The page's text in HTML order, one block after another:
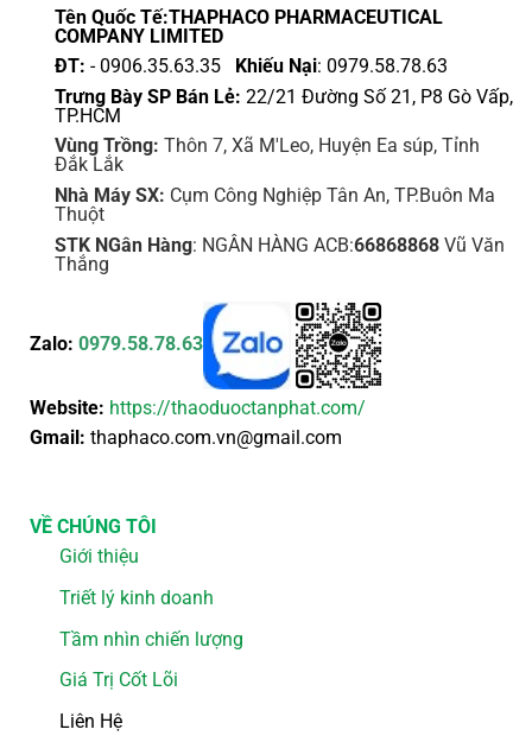
Tên Quốc Tế:THAPHACO PHARMACEUTICAL
COMPANY LIMITED
ĐT: - 0906.35.63.35 Khiếu Nại: 0979.58.78.63
Trưng Bày SP Bán Lẻ: 22/21 Đường Số 21, P8 Gò Vấp,
TP.HCM
Vùng Trồng: Thôn 7, Xã M'Leo, Huyện Ea súp, Tỉnh
Đắk Lắk
Nhà Máy SX: Cụm Công Nghiệp Tân An, TP.Buôn Ma
Thuột
STK NGân Hàng: NGÂN HÀNG ACB:66868868Vũ Văn
Thắng
Zalo: 0979.58.78.63
Website: https://thaoduoctanphat.com/
Gmail: thaphaco.com.vn@gmail.com
VỀ CHÚNG TÔI
Giới thiệu
Triết lý kinh doanh
Tầm nhìn chiến lượng
Giá Trị Cốt Lõi
Liên Hệ